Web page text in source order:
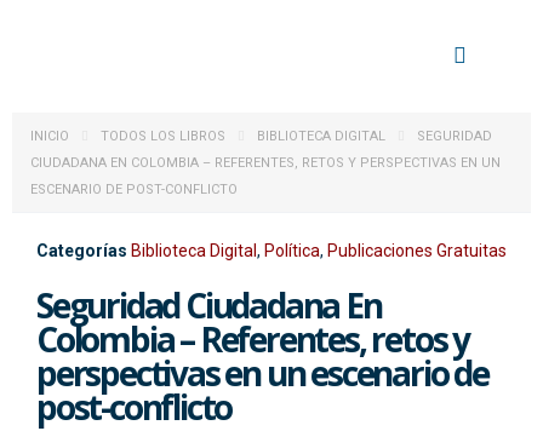
INICIO TODOS LOS LIBROS BIBLIOTECA DIGITAL
SEGURIDAD
CIUDADANA EN COLOMBIA – REFERENTES, RETOS Y PERSPECTIVAS EN UN
ESCENARIO DE POST-CONFLICTO
Categorías Biblioteca Digital , Política, Publicaciones Gratuitas
Seguridad Ciudadana En
Colombia – Referentes, retos y
perspectivas en un escenario de
post-conflicto